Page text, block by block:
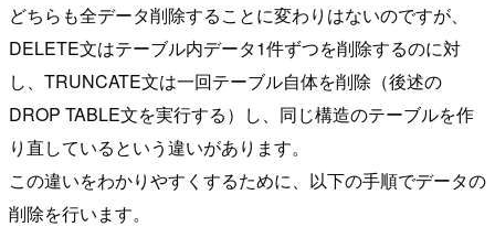
どちらも全データ削除することに変わりはないのですが、
DELETE文はテーブル内データ1件ずつを削除するのに対
し、TRUNCATE文は一回テーブル自体を削除（後述の
DROP TABLE文を実行する）し、同じ構造のテーブルを作
り直しているという違いがあります。
この違いをわかりやすくするために、以下の手順でデータの
削除を行います。